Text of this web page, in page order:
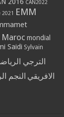
2016 CAN2022
2021 EMM
Maroc mondial
Saidi Sylvain
الترجي
الافريقي النجم